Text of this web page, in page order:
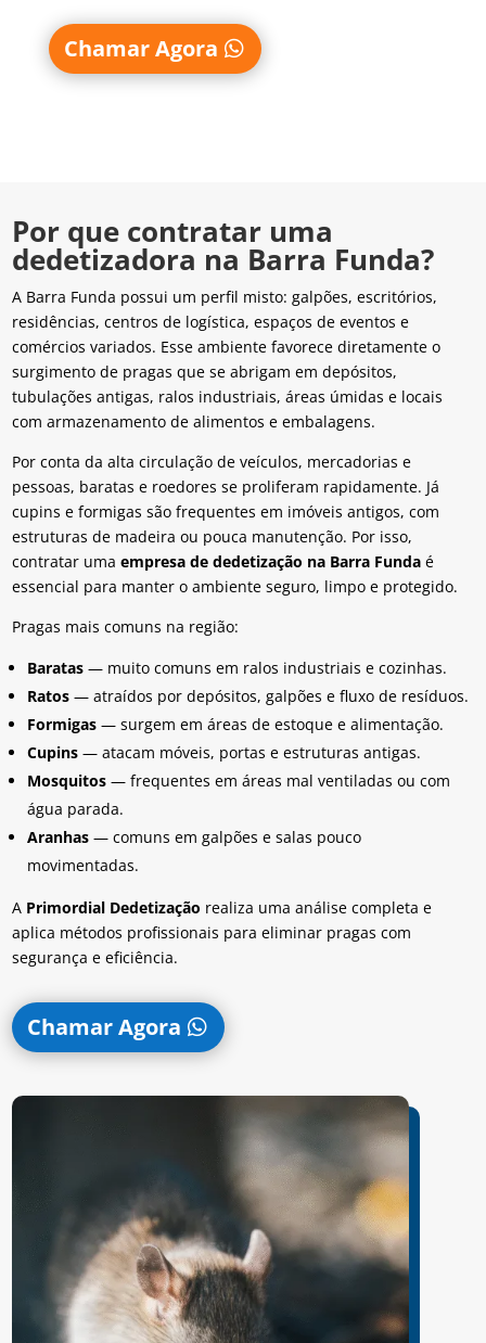
Chamar Agora
Por que contratar uma
dedetizadora na Barra Funda?
A Barra Funda possui um perfil misto: galpões, escritórios,
residências, centros de logística, espaços de eventos e
comércios variados. Esse ambiente favorece diretamente o
surgimento de pragas que se abrigam em depósitos,
tubulações antigas, ralos industriais, áreas úmidas e locais
com armazenamento de alimentos e embalagens.
Por conta da alta circulação de veículos, mercadorias e
pessoas, baratas e roedores se proliferam rapidamente. Já
cupins e formigas são frequentes em imóveis antigos, com
estruturas de madeira ou pouca manutenção. Por isso,
contratar umaempresa de dedetização na Barra Funda é
essencial para manter o ambiente seguro, limpo e protegido.
Pragas mais comuns na região:
Baratas — muito comuns em ralos industriais e cozinhas.
Ratos — atraídos por depósitos, galpões e fluxo de resíduos.
Formigas — surgem em áreas de estoque e alimentação.
Cupins — atacam móveis, portas e estruturas antigas.
Mosquitos — frequentes em áreas mal ventiladas ou com
água parada.
Aranhas — comuns em galpões e salas pouco
movimentadas.
A Primordial Dedetização realiza uma análise completa e
aplica métodos profissionais para eliminar pragas com
segurança e eficiência.
Chamar Agora